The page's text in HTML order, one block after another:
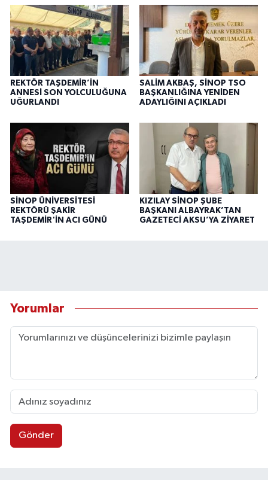
REKTÖR TAŞDEMİR’İN
ANNESİ SON YOLCULUĞUNA
UĞURLANDI
SALİM AKBAŞ, SİNOP TSO
BAŞKANLIĞINA YENİDEN
ADAYLIĞINI AÇIKLADI
SİNOP ÜNİVERSİTESİ
REKTÖRÜ ŞAKİR
TAŞDEMİR'İN ACI GÜNÜ
KIZILAY SİNOP ŞUBE
BAŞKANI ALBAYRAK’TAN
GAZETECİ AKSU’YA ZİYARET
Yorumlar
Gönder